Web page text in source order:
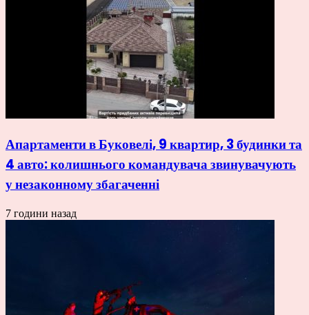
Апартаменти в Буковелі, 9 квартир, 3 будинки та
4 авто: колишнього командувача звинувачують
у незаконному збагаченні
7 години назад